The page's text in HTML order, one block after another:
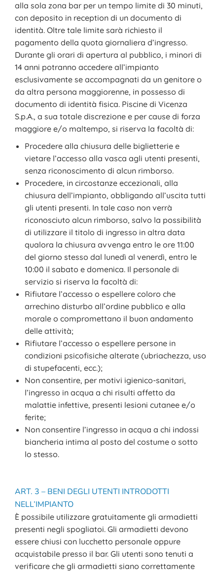
alla sola zona bar per un tempo limite di 30 minuti,
con deposito in reception di un documento di
identità. Oltre tale limite sarà richiesto il
pagamento della quota giornaliera d’ingresso.
Durante gli orari di apertura al pubblico, i minori di
14 anni potranno accedere all’impianto
esclusivamente se accompagnati da un genitore o
da altra persona maggiorenne, in possesso di
documento di identità fisica. Piscine di Vicenza
S.p.A., a sua totale discrezione e per cause di forza
maggiore e/o maltempo, si riserva la facoltà di:
Procedere alla chiusura delle biglietterie e
vietare l’accesso alla vasca agli utenti presenti,
senza riconoscimento di alcun rimborso.
Procedere, in circostanze eccezionali, alla
chiusura dell’impianto, obbligando all’uscita tutti
gli utenti presenti. In tale caso non verrà
riconosciuto alcun rimborso, salvo la possibilità
di utilizzare il titolo di ingresso in altra data
qualora la chiusura avvenga entro le ore 11:00
del giorno stesso dal lunedì al venerdì, entro le
10:00 il sabato e domenica. Il personale di
servizio si riserva la facoltà di:
Rifiutare l’accesso o espellere coloro che
arrechino disturbo all’ordine pubblico e alla
morale o compromettano il buon andamento
delle attività;
Rifiutare l’accesso o espellere persone in
condizioni psicofisiche alterate (ubriachezza, uso
di stupefacenti, ecc.);
Non consentire, per motivi igienico-sanitari,
l’ingresso in acqua a chi risulti affetto da
malattie infettive, presenti lesioni cutanee e/o
ferite;
Non consentire l’ingresso in acqua a chi indossi
biancheria intima al posto del costume o sotto
lo stesso.
ART. 3 – BENI DEGLI UTENTI INTRODOTTI
NELL’IMPIANTO
È possibile utilizzare gratuitamente gli armadietti
presenti negli spogliatoi. Gli armadietti devono
essere chiusi con lucchetto personale oppure
acquistabile presso il bar. Gli utenti sono tenuti a
verificare che gli armadietti siano correttamente